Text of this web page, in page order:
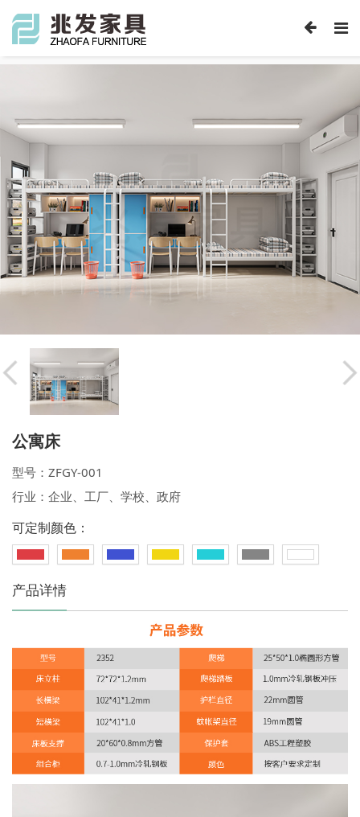
公寓床
型号：ZFGY-001
行业：企业、工厂、学校、政府
可定制颜色：
产品详情